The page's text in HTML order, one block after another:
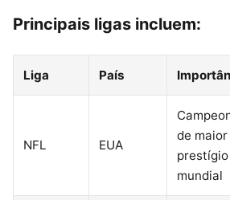
Principais ligas incluem:
Liga País
NFL EUA
de maior
prestígio
mundial